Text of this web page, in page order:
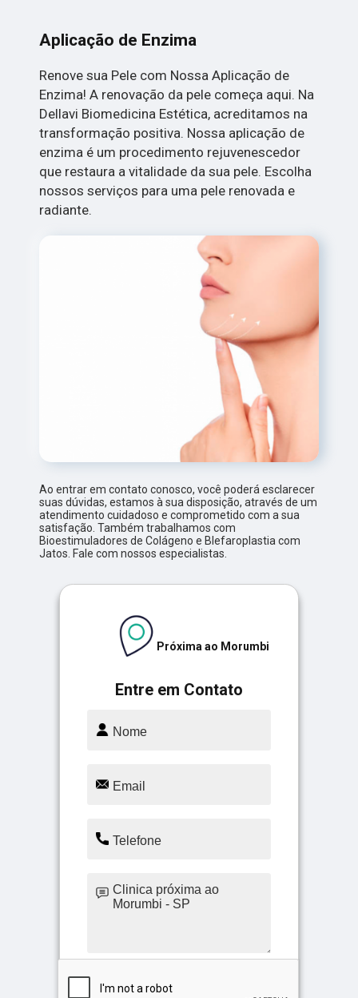
Aplicação de Enzima
Renove sua Pele com Nossa Aplicação de
Enzima! A renovação da pele começa aqui. Na
Dellavi Biomedicina Estética, acreditamos na
transformação positiva. Nossa aplicação de
enzima é um procedimento rejuvenescedor
que restaura a vitalidade da sua pele. Escolha
nossos serviços para uma pele renovada e
radiante.
Ao entrar em contato conosco, você poderá esclarecer
suas dúvidas, estamos à sua disposição, através de um
atendimento cuidadoso e comprometido com a sua
satisfação. Também trabalhamos com
Bioestimuladores de Colágeno e Blefaroplastia com
Jatos. Fale com nossos especialistas.
Entre em Contato
Próxima ao Morumbi